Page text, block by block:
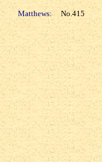
Matthews: No.415